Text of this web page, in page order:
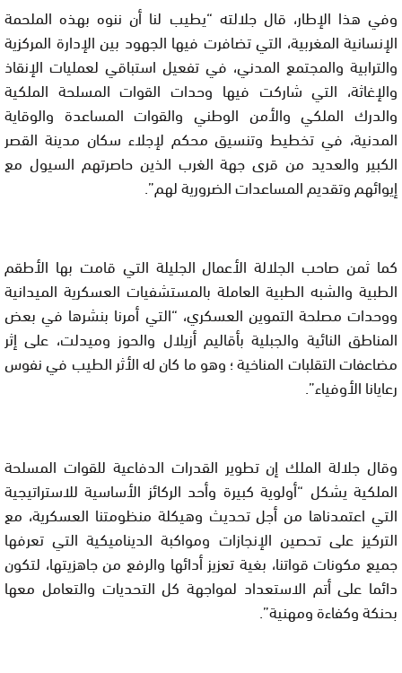
وفي هذا الإطار، قال جلالته “يطيب لنا أن ننوه بهذه الملحمة
الإنسانية المغربية، التي تضافرت فيها الجهود بين الإدارة المركزية
والترابية والمجتمع المدني، في تفعيل استباقي لعمليات الإنقاذ
والإغاثة، التي شاركت فيها وحدات القوات المسلحة الملكية
والدرك الملكي والأمن الوطني والقوات المساعدة والوقاية
المدنية، في تخطيط وتنسيق محكم لإجلاء سكان مدينة القصر
الكبير والعديد من قرى جهة الغرب الذين حاصرتهم السيول مع
إيوائهم وتقديم المساعدات الضرورية لهم”.
كما ثمن صاحب الجلالة الأعمال الجليلة التي قامت بها الأطقم
الطبية والشبه الطبية العاملة بالمستشفيات العسكرية الميدانية
ووحدات مصلحة التموين العسكري، “التي أمرنا بنشرها في بعض
المناطق النائية والجبلية بأقاليم أزيلال والحوز وميدلت، على إثر
مضاعفات التقلبات المناخية ؛ وهو ما كان له الأثر الطيب في نفوس
رعايانا الأوفياء”.
وقال جلالة الملك إن تطوير القدرات الدفاعية للقوات المسلحة
الملكية يشكل “أولوية كبيرة وأحد الركائز الأساسية للاستراتيجية
التي اعتمدناها من أجل تحديث وهيكلة منظومتنا العسكرية، مع
التركيز على تحصين الإنجازات ومواكبة الديناميكية التي تعرفها
جميع مكونات قواتنا، بغية تعزيز أدائها والرفع من جاهزيتها، لتكون
دائما على أتم الاستعداد لمواجهة كل التحديات والتعامل معها
بحنكة وكفاءة ومهنية”.